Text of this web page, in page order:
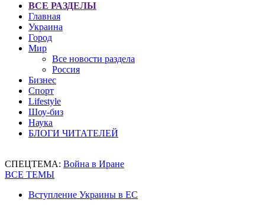
ВСЕ РАЗДЕЛЫ
Главная
Украина
Город
Мир
Все новости раздела
Россия
Бизнес
Спорт
Lifestyle
Шоу-биз
Наука
БЛОГИ ЧИТАТЕЛЕЙ
СПЕЦТЕМА: Война в Иране
ВСЕ ТЕМЫ
Вступление Украины в ЕС